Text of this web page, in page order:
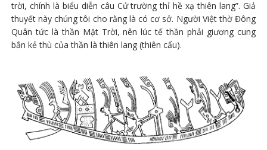
trời, chính là biểu diễn câu Cử trường thỉ hề xạ thiên lang”. Giả
thuyết này chúng tôi cho rằng là có cơ sở. Người Việt thờ Đông
Quân tức là thần Mặt Trời, nên lúc tế thần phải giương cung
bắn kẻ thù của thần là thiên lang (thiên cẩu).